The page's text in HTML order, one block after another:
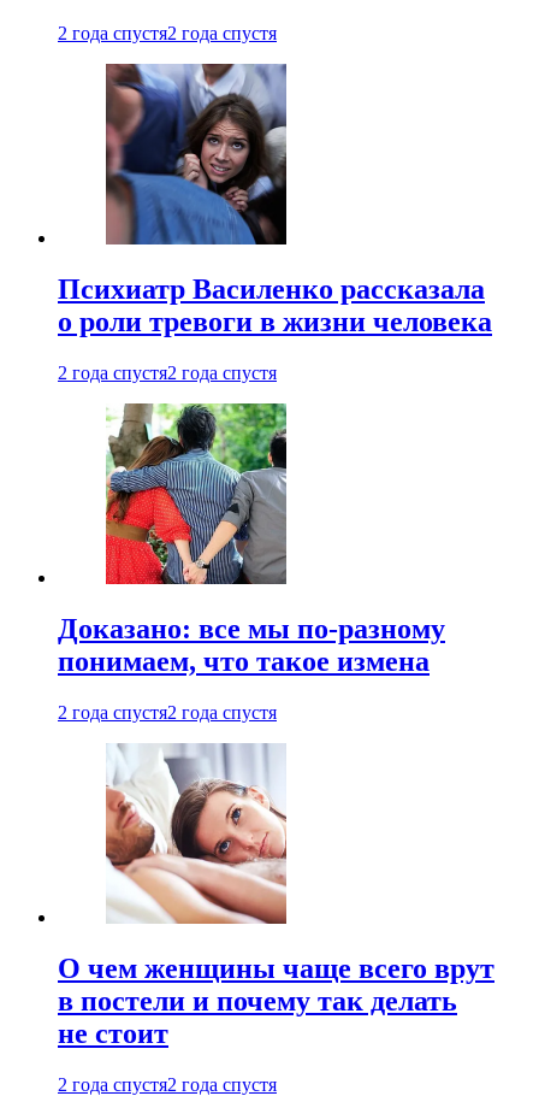
2 года спустя2 года спустя
Психиатр Василенко рассказала
о роли тревоги в жизни человека
2 года спустя2 года спустя
Доказано: все мы по-разному
понимаем, что такое измена
2 года спустя2 года спустя
О чем женщины чаще всего врут
в постели и почему так делать
не стоит
2 года спустя2 года спустя